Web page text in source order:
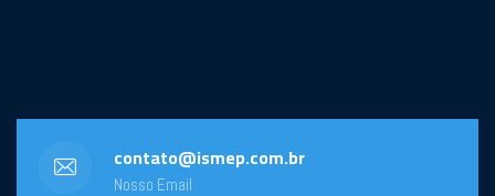
contato@ismep.com.br
Nosso Email